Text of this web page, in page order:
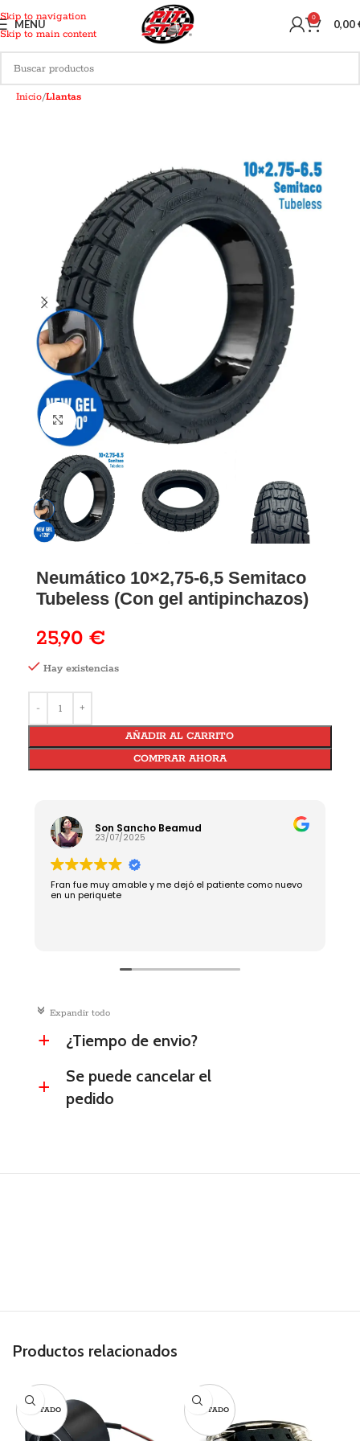
Skip to navigation
Skip to main content
MENU 0 0,00
Inicio Llantas
Neumático 10×2,75-6,5 Semitaco
Tubeless (Con gel antipinchazos)
25,90 €
Son Sancho Beamud
23/07/2025
Fran fue muy amable y me dejó el patiente como nuevo
en un periquete
c Expandir todo
a ¿Tiempo de envio?
a
Se puede cancelar el
pedido
Hay existencias
AÑADIR AL CARRITO
COMPRAR AHORA
Productos relacionados
AGOTADO AGOTADO